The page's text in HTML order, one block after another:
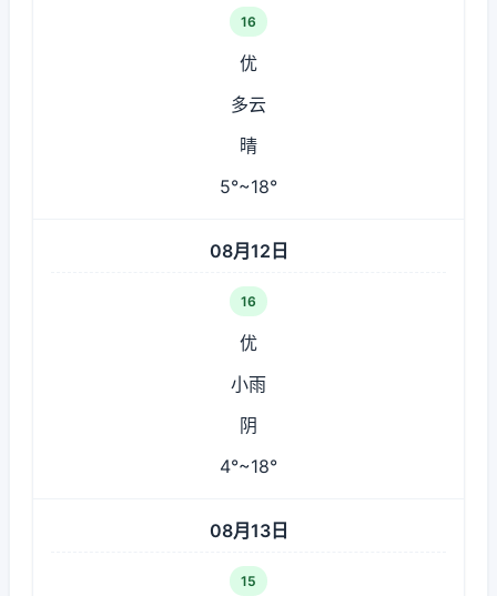
16
优
多云
晴
5°~18°
08月12日
16
优
小雨
阴
4°~18°
08月13日
15